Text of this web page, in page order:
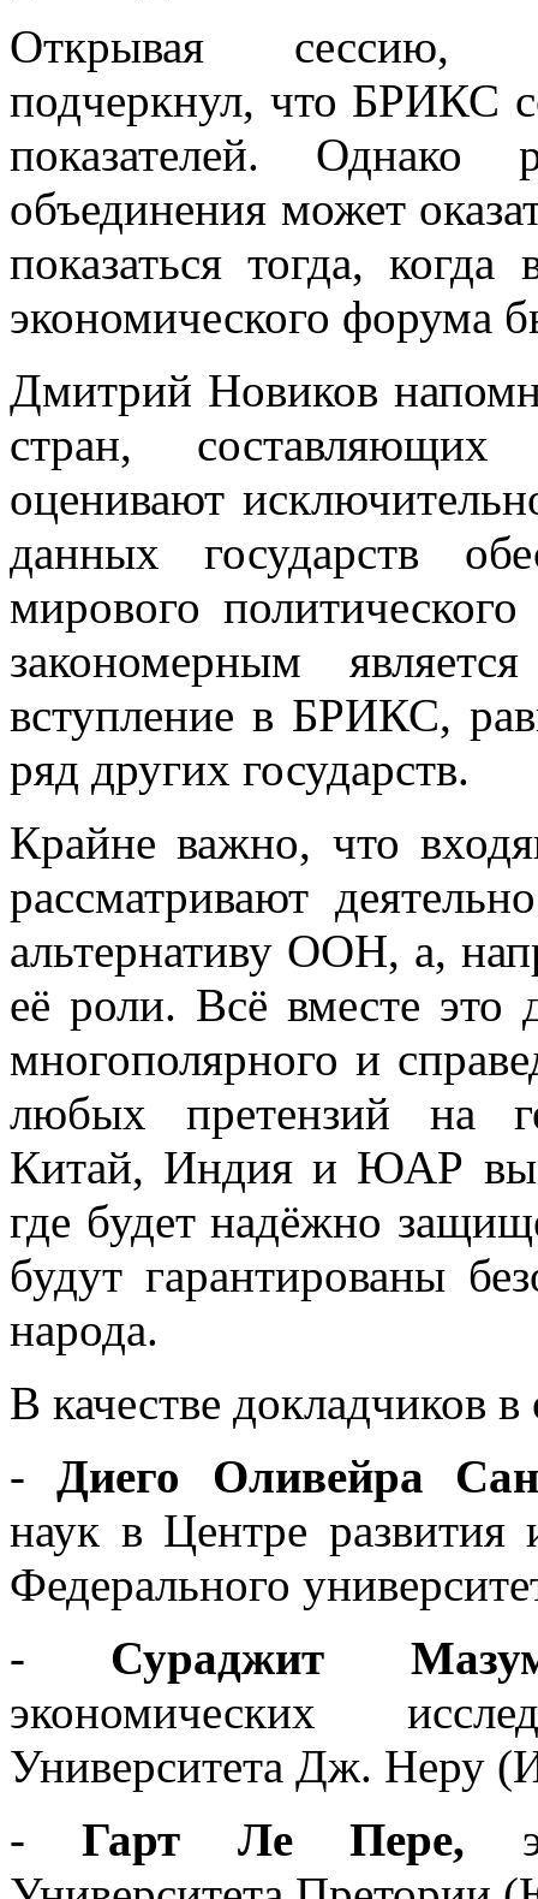
Открывая сессию,
подчеркнул, что БРИКС
показателей. Однако
объединения может
показаться тогда,
экономического форума
Дмитрий Новиков
стран,
оценивают
данных государств
мирового
закономерным
вступление в БРИКС,
ряд других государств.
Крайне важно, что
рассматривают
альтернативу ООН, а,
её роли. Всё вместе это
многополярного и
любых претензий на
Китай, Индия и ЮАР
где будет надёжно
будут гарантированы
народа.
В качестве докладчиков
-Диего Оливейра
наук в Центре развития
Федерального
- Сураджит
экономических
Университета Дж. Неру
-Гарт Ле Пере,